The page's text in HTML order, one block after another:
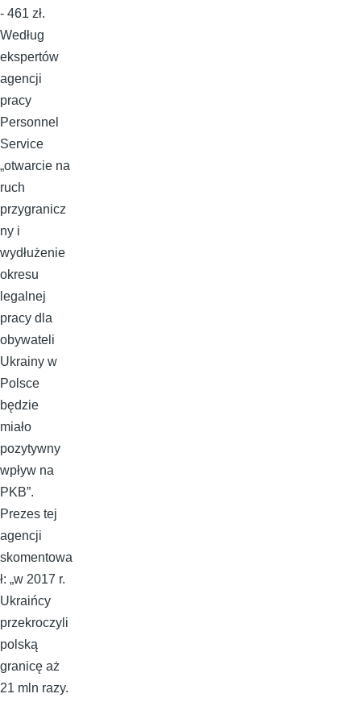
- 461 zł.
Według
ekspertów
agencji
pracy
Personnel
Service
„otwarcie na
ruch
przygranicz
ny i
wydłużenie
okresu
legalnej
pracy dla
obywateli
Ukrainy w
Polsce
będzie
miało
pozytywny
wpływ na
PKB”.
Prezes tej
agencji
skomentowa
ł: „w 2017 r.
Ukraińcy
przekroczyli
polską
granicę aż
21 mln razy.